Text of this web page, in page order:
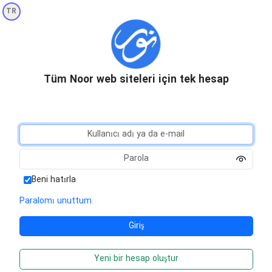
TR
Tüm Noor web siteleri için tek hesap
Beni hatırla
Paralomı unuttum
Yeni bir hesap oluştur